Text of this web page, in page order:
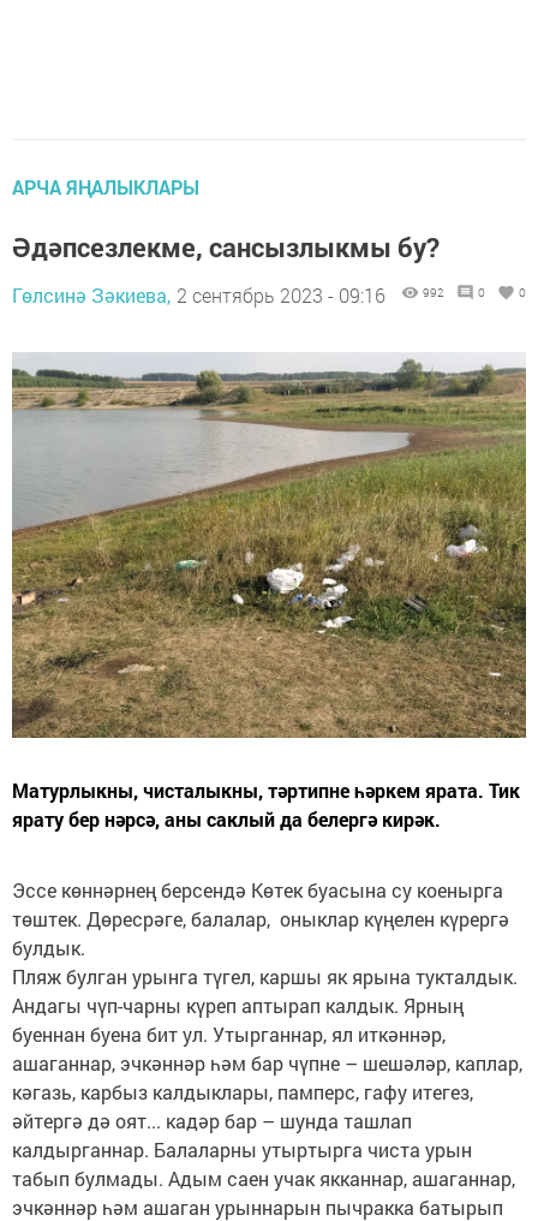
АРЧА ЯҢАЛЫКЛАРЫ
Әдәпсезлекме, сансызлыкмы бу?
Гөлсинә Зәкиева, 2 сентябрь 2023 - 09:16 992 0 0
Матурлыкны, чисталыкны, тәртипне һәркем ярата. Тик
ярату бер нәрсә, аны саклый да белергә кирәк.
Эссе көннәрнең берсендә Көтек буасына су коенырга
төштек. Дөресрәге, балалар, оныклар күңелен күрергә
булдык.
Пляж булган урынга түгел, каршы як ярына тукталдык.
Андагы чүп-чарны күреп аптырап калдык. Ярның
буеннан буена бит ул. Утырганнар, ял иткәннәр,
ашаганнар, эчкәннәр һәм бар чүпне – шешәләр, каплар,
кәгазь, карбыз калдыклары, памперс, гафу итегез,
әйтергә дә оят... кадәр бар – шунда ташлап
калдырганнар. Балаларны утыртырга чиста урын
табып булмады. Адым саен учак якканнар, ашаганнар,
эчкәннәр һәм ашаган урыннарын пычракка батырып